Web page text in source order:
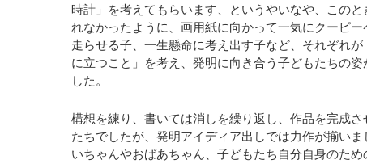
時計」を考えてもらいます、というやいなや、このと
れなかったように、画用紙に向かって一気にクーピー
走らせる子、一生懸命に考え出す子など、それぞれが
に立つこと」を考え、発明に向き合う子どもたちの姿
した。
構想を練り、書いては消しを繰り返し、作品を完成さ
たちでしたが、発明アイディア出しでは力作が揃いま
いちゃんやおばあちゃん、子どもたち自分自身のため